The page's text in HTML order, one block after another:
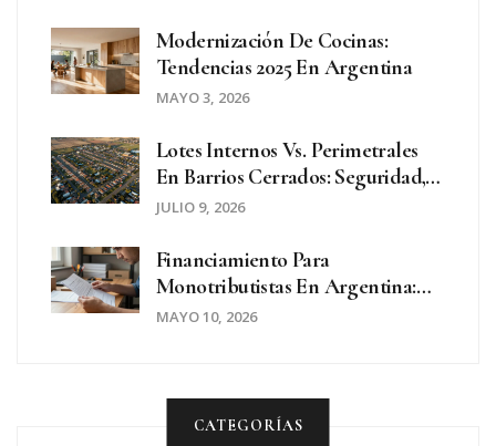
Modernización De Cocinas:
Tendencias 2025 En Argentina
MAYO 3, 2026
Lotes Internos Vs. Perimetrales
En Barrios Cerrados: Seguridad,
Precio Y Qué Conviene Comprar
JULIO 9, 2026
Financiamiento Para
Monotributistas En Argentina:
Requisitos Y Opciones Reales
MAYO 10, 2026
CATEGORÍAS